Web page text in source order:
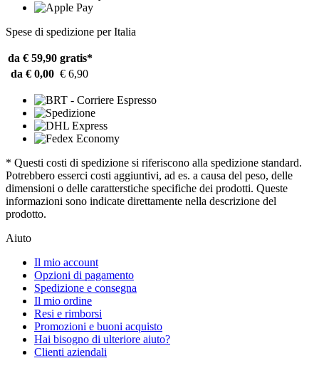
Spese di spedizione per Italia
da € 59,90 gratis*
da € 0,00 € 6,90
* Questi costi di spedizione si riferiscono alla spedizione standard.
Potrebbero esserci costi aggiuntivi, ad es. a causa del peso, delle
dimensioni o delle caratterstiche specifiche dei prodotti. Queste
informazioni sono indicate direttamente nella descrizione del
prodotto.
Aiuto
Il mio account
Opzioni di pagamento
Spedizione e consegna
Il mio ordine
Resi e rimborsi
Promozioni e buoni acquisto
Hai bisogno di ulteriore aiuto?
Clienti aziendali